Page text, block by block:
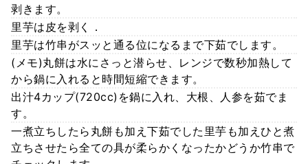
剥きます。
里芋は皮を剥く．
里芋は竹串がスッと通る位になるまで下茹でします。
(メモ)丸餅は水にさっと潜らせ、レンジで数秒加熱して
から鍋に入れると時間短縮できます。
出汁4カップ(720cc)を鍋に入れ、大根、人参を茹でま
す。
一煮立ちしたら丸餅も加え下茹でした里芋も加えひと煮
立ちさせたら全ての具が柔らかくなったかどうか竹串で